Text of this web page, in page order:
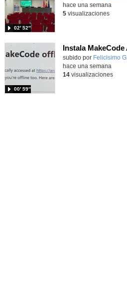
02′ 52″
hace una semana
5visualizaciones
Contenido educativo.
subido por Felicisimo G.
00′ 59″
hace una semana
14visualizaciones